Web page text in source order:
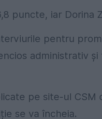
puncte, iar Dorina
pentru
administrativ
pe site-ul CSM
se va încheia.